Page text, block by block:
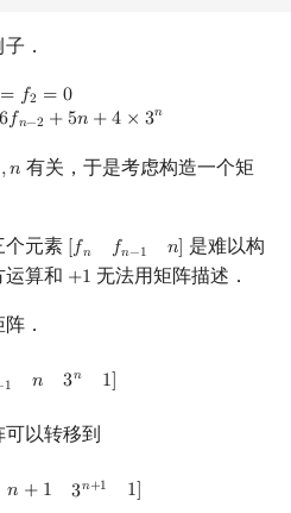
．
= 𝑓2 = 0
6𝑓𝑛−2 +5𝑛 +4 × 3𝑛
n−1 +6 fn −2
,𝑛 有关，于是考虑构造一个矩
个元素 [𝑓𝑛 𝑓𝑛−1 𝑛]
[fnf −1n]
是难以构
运算和 +1
+1 无法用矩阵描述．
．
1 𝑛 3𝑛 1]
n n3 1]
以转移到
𝑛 + 1 3𝑛+1 1]
nn +1 3 11]